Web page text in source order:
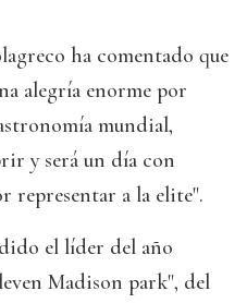
ha comentado que
alegría enorme por
mundial,
y será un día con
representar a la elite".
el líder del año
Madison park", del